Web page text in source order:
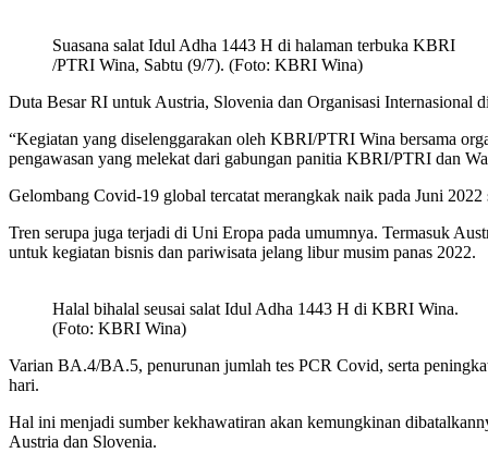
Suasana salat Idul Adha 1443 H di halaman terbuka KBRI
/PTRI Wina, Sabtu (9/7). (Foto: KBRI Wina)
Duta Besar RI untuk Austria, Slovenia dan Organisasi Internasional
“Kegiatan yang diselenggarakan oleh KBRI/PTRI Wina bersama
pengawasan yang melekat dari gabungan panitia KBRI/PTRI dan
Gelombang Covid-19 global tercatat merangkak naik pada Juni
Tren serupa juga terjadi di Uni Eropa pada umumnya. Termasuk
untuk kegiatan bisnis dan pariwisata jelang libur musim panas 2022.
Halal bihalal seusai salat Idul Adha 1443 H di KBRI Wina.
(Foto: KBRI Wina)
Varian BA.4/BA.5, penurunan jumlah tes PCR Covid, serta
hari.
Hal ini menjadi sumber kekhawatiran akan kemungkinan
Austria dan Slovenia.